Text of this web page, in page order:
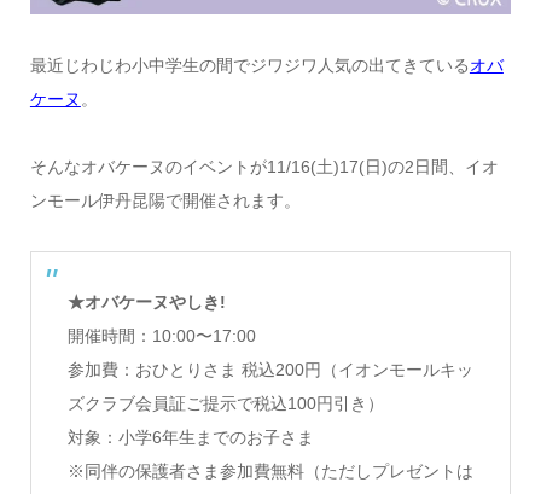
最近じわじわ小中学生の間でジワジワ人気の出てきているオバ
ケーヌ 。
そんなオバケーヌのイベントが11/16(土)17(日)の2日間、イオ
ンモール伊丹昆陽で開催されます。
★オバケーヌやしき!
開催時間：10:00〜17:00
参加費：おひとりさま 税込200円（イオンモールキッ
ズクラブ会員証ご提示で税込100円引き）
対象：小学6年生までのお子さま
※同伴の保護者さま参加費無料（ただしプレゼントは